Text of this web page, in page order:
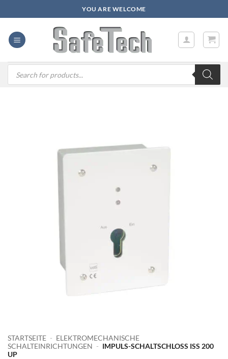
Inhalt
springen
YOU ARE WELCOME
Products
search
STARTSEITE - ELEKTROMECHANISCHE
SCHALTEINRICHTUNGEN - IMPULS-SCHALTSCHLOSS ISS 200
UP